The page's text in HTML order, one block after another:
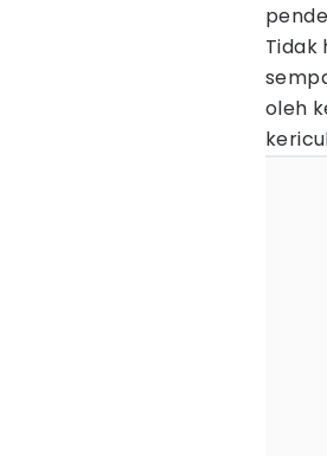
Tidak
oleh